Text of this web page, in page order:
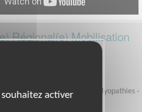
Régional(e) Mobilisation
Française contre les Myopathies -
activer